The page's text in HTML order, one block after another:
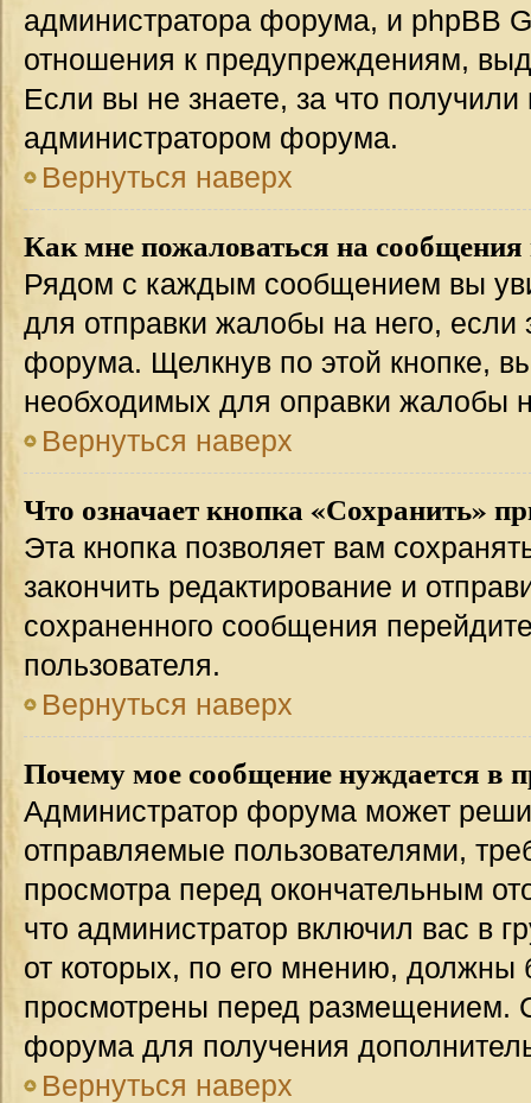
администратора форума, и phpBB
отношения к предупреждениям,
Если вы не знаете, за что
администратором форума.
Вернуться наверх
Как мне пожаловаться на сообщения
Рядом с каждым сообщением вы
для отправки жалобы на него,
форума. Щелкнув по этой кнопке,
необходимых для оправки жалобы
Вернуться наверх
Что означает кнопка «Сохранить»
Эта кнопка позволяет вам
закончить редактирование и
сохраненного сообщения
пользователя.
Вернуться наверх
Почему мое сообщение нуждается в
Администратор форума может
отправляемые пользователями,
просмотра перед окончательным
что администратор включил вас в
от которых, по его мнению, должны
просмотрены перед размещением.
форума для получения
Вернуться наверх